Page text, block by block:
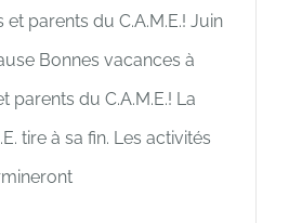
parents du C.A.M.E.! Juin
Bonnes vacances à
parents du C.A.M.E.! La
tire à sa fin. Les activités